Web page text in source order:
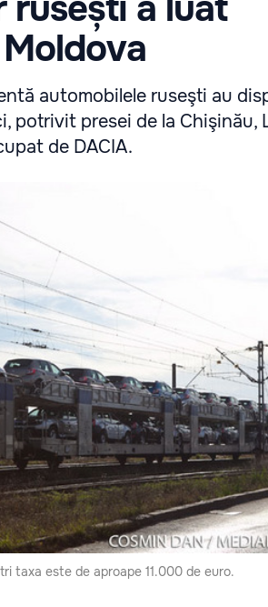
automobilele ruseşti au
po­trivit presei de la Chişinău,
de DACIA.
taxa este de aproape 11.000 de euro.